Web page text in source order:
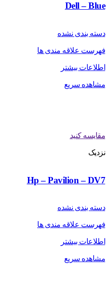
Dell – Blue
دسته بندی نشده
فهرست علاقه مندی ها
اطلاعات بیشتر
مشاهده سریع
مقایسه کنید
نزدیک
Hp – Pavilion – DV7
دسته بندی نشده
فهرست علاقه مندی ها
اطلاعات بیشتر
مشاهده سریع